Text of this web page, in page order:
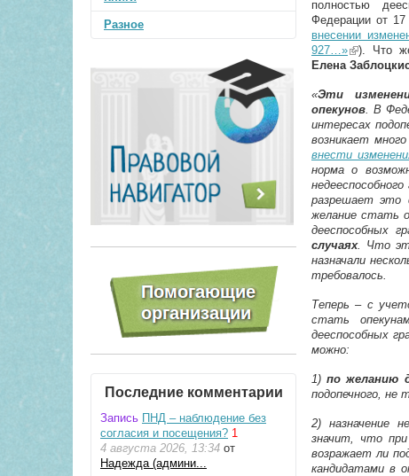
полностью
Федерации от
внесении
927…»(link is
). Что
Елена
«Эти
опекунов. В
интересах
возникает
внести
норма о
разрешает это
желание стать
дееспособных
случаях. Что
назначали
требовалось.
Теперь – с
стать
дееспособных
можно:
1)по желанию
подопечного, не
2) назначение
значит, что
возражает ли
кандидатами в
Разное
Последние комментарии
Запись ПНД – наблюдение без
согласия и посещения? 1
4 августа 2026, 13:34 от
Надежда (админи...